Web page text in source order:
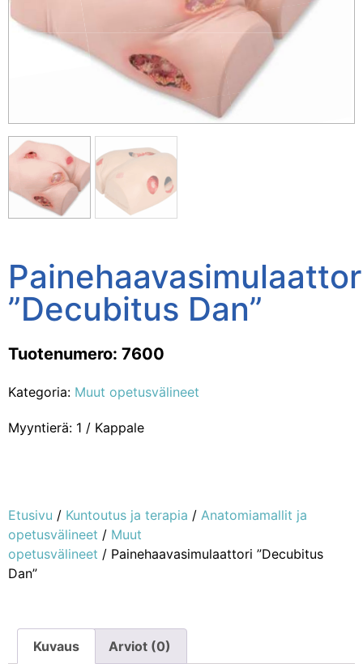
”Decubitus Dan”
Tuotenumero: 7600
Kategoria: Muut opetusvälineet
Myyntierä: 1 / Kappale
Etusivu / Kuntoutus ja terapia / Anatomiamallit ja
opetusvälineet / Muut
opetusvälineet / Painehaavasimulaattori ”Decubitus
Dan”
Kuvaus Arviot (0)